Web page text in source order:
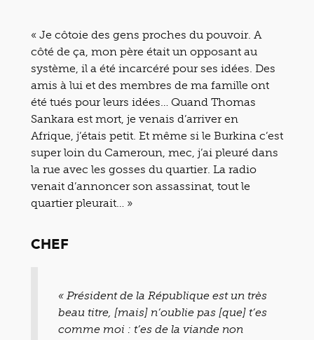
« Je côtoie des gens proches du pouvoir. A
côté de ça, mon père était un opposant au
système, il a été incarcéré pour ses idées. Des
amis à lui et des membres de ma famille ont
été tués pour leurs idées… Quand Thomas
Sankara est mort, je venais d’arriver en
Afrique, j’étais petit. Et même si le Burkina c’est
super loin du Cameroun, mec, j’ai pleuré dans
la rue avec les gosses du quartier. La radio
venait d’annoncer son assassinat, tout le
quartier pleurait… »
CHEF
« Président de la République est un très
beau titre, [mais] n’oublie pas [que] t’es
comme moi : t’es de la viande non